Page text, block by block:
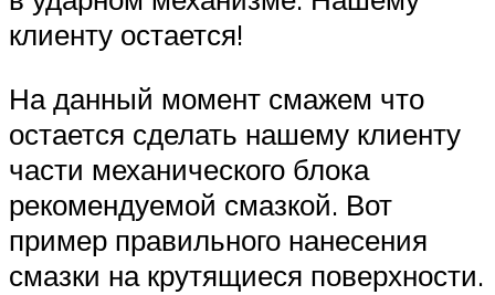
клиенту остается!
На данный момент смажем что
остается сделать нашему клиенту
части механического блока
рекомендуемой смазкой. Вот
пример правильного нанесения
смазки на крутящиеся поверхности.